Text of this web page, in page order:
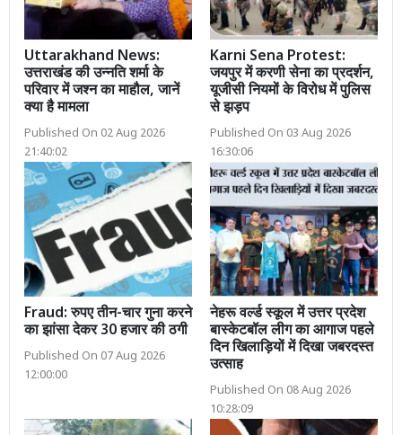
Uttarakhand News:
उत्तराखंड की उन्नति शर्मा के
परिवार में जश्न का माहौल, जानें
क्या है मामला
Published On 02 Aug 2026
21:40:02
Karni Sena Protest:
जयपुर में करणी सेना का प्रदर्शन,
यूजीसी नियमों के विरोध में पुलिस
से झड़प
Published On 03 Aug 2026
16:30:06
Fraud: रुपए तीन-चार गुना करने
का झांसा देकर 30 हजार की ठगी
Published On 07 Aug 2026
12:00:00
नेहरू वर्ल्ड स्कूल में उत्तर प्रदेश
बास्केटबॉल लीग का आगाज पहले
दिन खिलाड़ियों में दिखा जबरदस्त
उत्साह
Published On 08 Aug 2026
10:28:09